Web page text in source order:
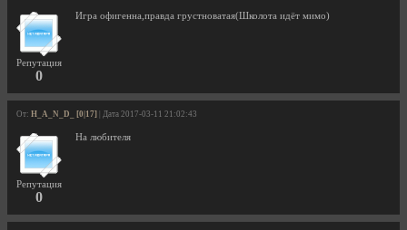
Репутация
0
Игра офигенна,правда грустноватая(Школота идёт мимо)
От: H_A_N_D_ [0|17] | Дата 2017-03-11 21:02:43
Репутация
0
На любителя